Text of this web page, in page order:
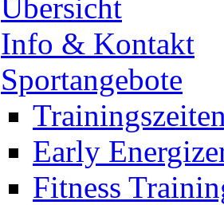
Übersicht
Info & Kontakt
Sportangebote
Early
Fitness